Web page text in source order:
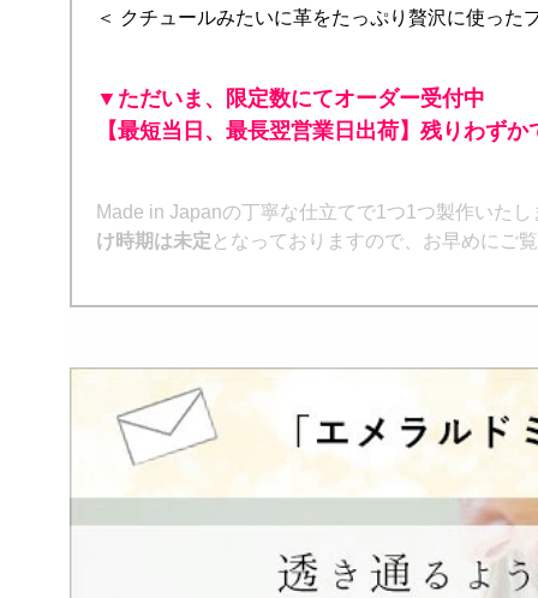
＜ クチュールみたいに革をたっぷり贅沢に使った
▼ただいま、限定数にてオーダー受付中
【最短当日、最長翌営業日出荷】残りわずか
Made in Japanの丁寧な仕立てで1つ1つ製作いた
け時期は未定 となっておりますので、お早めにご